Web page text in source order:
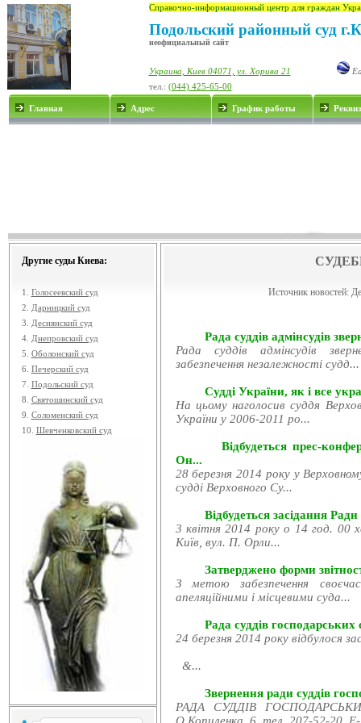
Справочно-информационный центр для граждан
Подольский районный суд
неофициальный сайт
Украина, Киев 04071, ул. Хорива 21
тел.: (044) 425-65-00
Главная Адрес График работы
Другие суды Киева:
1. Голосеевский суд
2.
Дарницкий суд
3.
Деснянский суд
4. Днепровский суд
5. Оболонский суд
6. Печерский суд
7. Подольский суд
8. Святошинский суд
9. Соломенский суд
10. Шевченковский суд
Источник новостей:
Рада суддів адмінсудів
Рада суддів адмінсудів
забезпечення незалежності судд...
Судді України, як і все
На цьому наголосив суддя
України у 2006-2011 ро...
Відбудеться прес-
Он...
28 березня 2014 року у
судді Верховного Су...
Відбудеться засідання
3 квітня 2014 року о 14 год. 00
Київ, вул. П. Орли...
Затверджено форми
З метою забезпечення
апеляційними і місцевими суда...
Рада суддів господарських
24 березня 2014 року відбулося
&...
Звернення ради суддів
РАДА СУДДІВ